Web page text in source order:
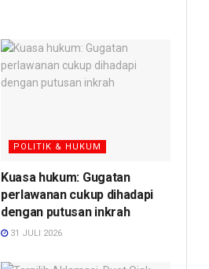
POLITIK & HUKUM
Kuasa hukum: Gugatan
perlawanan cukup dihadapi
dengan putusan inkrah
31 JULI 2026